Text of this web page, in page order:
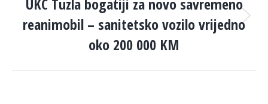
Next
post:
reanimobil – sanitetsko vozilo vrijedno
oko 200 000 KM